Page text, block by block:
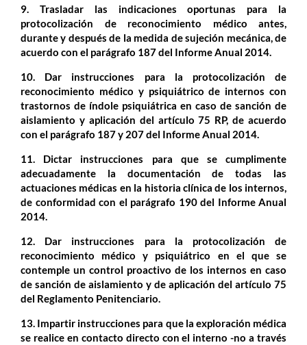
9. Trasladar las indicaciones oportunas para la
protocolización de reconocimiento médico antes,
durante y después de la medida de sujeción mecánica, de
acuerdo con el parágrafo 187 del Informe Anual 2014.
10. Dar instrucciones para la protocolización de
reconocimiento médico y psiquiátrico de internos con
trastornos de índole psiquiátrica en caso de sanción de
aislamiento y aplicación del artículo 75 RP, de acuerdo
con el parágrafo 187 y 207 del Informe Anual 2014.
11. Dictar instrucciones para que se cumplimente
adecuadamente la documentación de todas las
actuaciones médicas en la historia clínica de los internos,
de conformidad con el parágrafo 190 del Informe Anual
2014.
12. Dar instrucciones para la protocolización de
reconocimiento médico y psiquiátrico en el que se
contemple un control proactivo de los internos en caso
de sanción de aislamiento y de aplicación del artículo 75
del Reglamento Penitenciario.
13. Impartir instrucciones para que la exploración médica
se realice en contacto directo con el interno -no a través